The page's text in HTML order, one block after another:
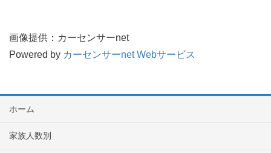
画像提供：カーセンサーnet
Powered by カーセンサーnet Webサービス
ホーム
家族人数別